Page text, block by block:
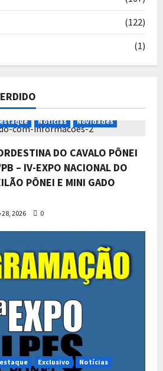
e empenho sem perder o
– Tatuí/SP
(122)
(1)
Notícias Novidades
DO CAVALO PÔNEI
– IV-EXPO NACIONAL DO
PÔNEI E MINI GADO
2026 0
Exclusivo
Notícias